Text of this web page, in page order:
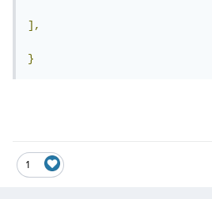
],
}
1